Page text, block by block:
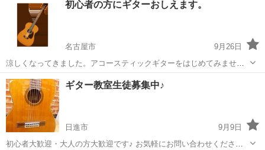
初心者の方にギターおしえます。
名古屋市
9月26日
涼しくなってきました。アコースティックギターをはじめてみません
か。 これからはじめる初心者限定で、個人レッスンを開催します。 ギ
ターの扱い方から弾くまでの準備 弾き方、コードなど、お好きな曲を
一曲弾けるまでわかりや...
愛知 名古屋市 ギター 初心者
ギター教室生徒募集中♪
日進市
9月9日
初心者大歓迎・大人の方大歓迎です♪ お気軽にお問い合わせくださ